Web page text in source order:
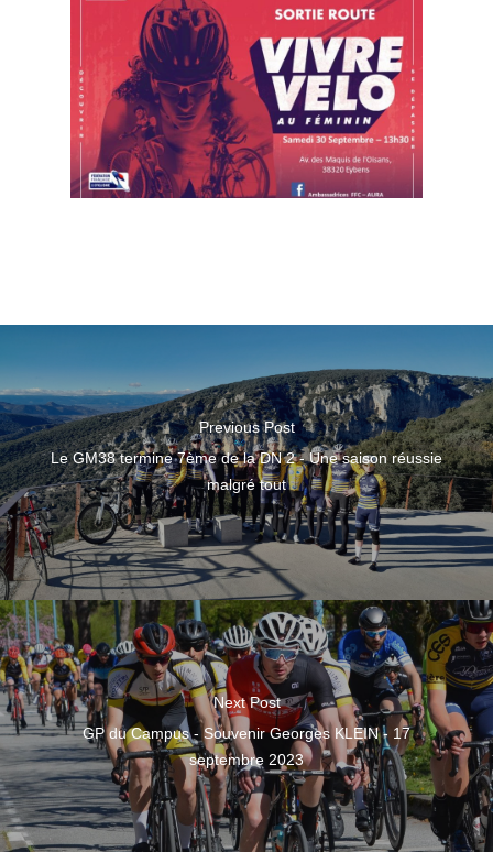
Previous Post
Le GM38 termine 7ème de la DN 2 - Une saison réussie
malgré tout
Next Post
GP du Campus - Souvenir Georges KLEIN - 17
septembre 2023